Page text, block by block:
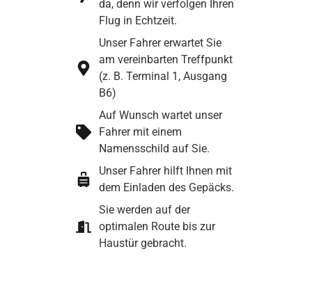
da, denn wir verfolgen Ihren
Flug in Echtzeit.
Unser Fahrer erwartet Sie
am vereinbarten Treffpunkt
(z. B. Terminal 1, Ausgang
B6)
Auf Wunsch wartet unser
Fahrer mit einem
Namensschild auf Sie.
Unser Fahrer hilft Ihnen mit
dem Einladen des Gepäcks.
Sie werden auf der
optimalen Route bis zur
Haustür gebracht.